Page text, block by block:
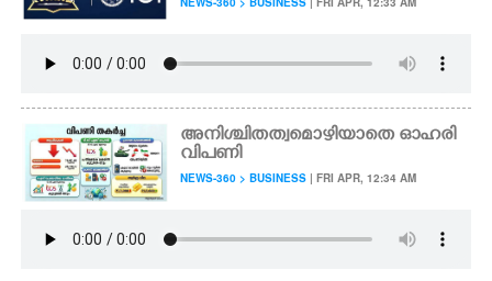
അനിശ്ചിതത്വമൊഴിയാതെ ഓഹരി
വിപണി
NEWS-360 > BUSINESS | FRI APR, 12:34 AM